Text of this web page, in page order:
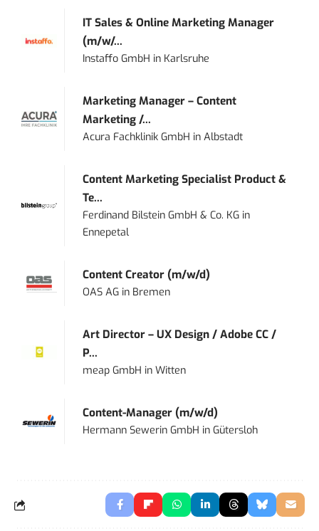
IT Sales & Online Marketing Manager
(m/w/...
Instaffo GmbH in Karlsruhe
Marketing Manager – Content
Marketing /...
Acura Fachklinik GmbH inAlbstadt
Content Marketing Specialist Product &
Te...
Ferdinand Bilstein GmbH & Co. KG in
Ennepetal
Content Creator (m/w/d)
OAS AG in Bremen
Art Director – UX Design / Adobe CC /
P...
meap GmbH inWitten
Content-Manager (m/w/d)
Hermann Sewerin GmbH inGütersloh